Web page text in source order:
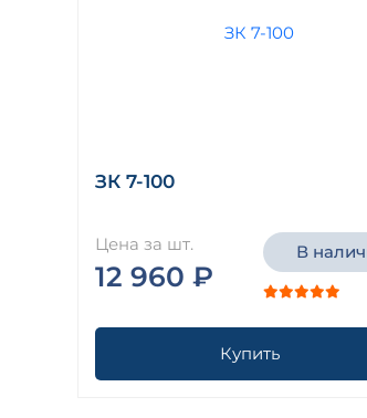
ЗК 7-100
Цена за шт.
12 960 ₽
В
Купить